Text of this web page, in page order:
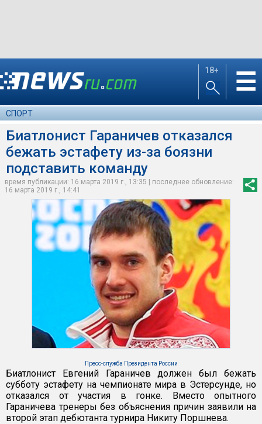
18+ ☰
СПОРТ
Биатлонист Гараничев отказался
бежать эстафету из-за боязни
подставить команду
время публикации: 16 марта 2019 г., 13:35 | последнее обновление:
16 марта 2019 г., 14:41
Пресс-служба Президента России
Биатлонист Евгений Гараничев должен был бежать
субботу эстафету на чемпионате мира в Эстерсунде, но
отказался от участия в гонке. Вместо опытного
Гараничева тренеры без объяснения причин заявили на
второй этап дебютанта турнира Никиту Поршнева.